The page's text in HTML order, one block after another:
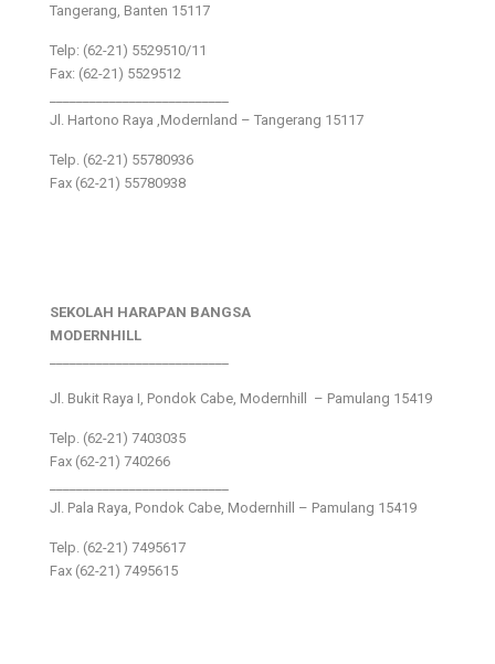
Tangerang, Banten 15117
Telp: (62-21) 5529510/11
Fax: (62-21) 5529512
Jl. Hartono Raya ,Modernland – Tangerang 15117
Telp. (62-21) 55780936
Fax (62-21) 55780938
SEKOLAH HARAPAN BANGSA
MODERNHILL
Jl. Bukit Raya I, Pondok Cabe, Modernhill – Pamulang 15419
Telp. (62-21) 7403035
Fax (62-21) 740266
Jl. Pala Raya, Pondok Cabe, Modernhill – Pamulang 15419
Telp. (62-21) 7495617
Fax (62-21) 7495615